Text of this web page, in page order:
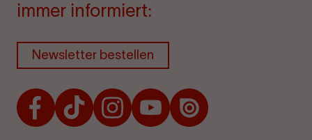
immer informiert:
Newsletter bestellen
FacebookTikTokInstagramYoutubeIssuu